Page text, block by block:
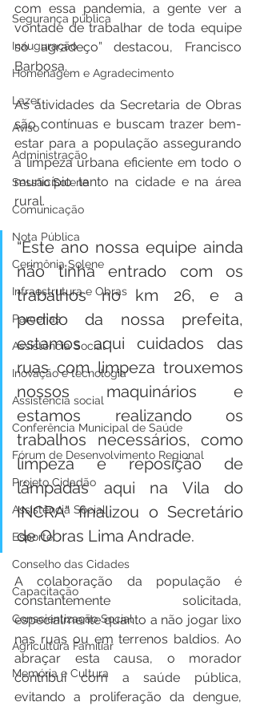
Segurança pública
Inauguração
Homenagem e Agradecimento
Lazer
Aviso
Administração
Sessão Solene
Comunicação
Nota Pública
Cerimônia Solene
Infraestrutura e Obras
Parcerias
Assistência Social
Inovação e tecnologia
Assistência social
Conferência Municipal de Saúde
Fórum de Desenvolvimento Regional
Projeto Cidadão
Assistência Social
Esporte
Conselho das Cidades
Capacitação
Conscientização Social
Agricultura Familiar
Memória e Cultura
com essa pandemia, a gente ver a
vontade de trabalhar de toda equipe
só agradeço” destacou, Francisco
Barbosa.
As atividades da Secretaria de Obras
são contínuas e buscam trazer bem-
estar para a população assegurando
a limpeza urbana eficiente em todo o
município tanto na cidade e na área
rural.
“Este ano nossa equipe ainda
não tinha entrado com os
trabalhos no km 26, e a
pedido da nossa prefeita,
estamos aqui cuidados das
ruas com limpeza trouxemos
nossos maquinários e
estamos realizando os
trabalhos necessários, como
limpeza e reposição de
lâmpadas aqui na Vila do
INCRA” finalizou o Secretário
de Obras Lima Andrade.
A colaboração da população é
constantemente solicitada,
especialmente quanto a não jogar lixo
nas ruas ou em terrenos baldios. Ao
abraçar esta causa, o morador
contribui com a saúde pública,
evitando a proliferação da dengue,